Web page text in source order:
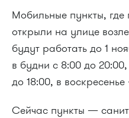
Мобильные пункты,
открыли на улице
будут работать до 1
в будни с 8:00 до
до 18:00, в
Сейчас пункты —